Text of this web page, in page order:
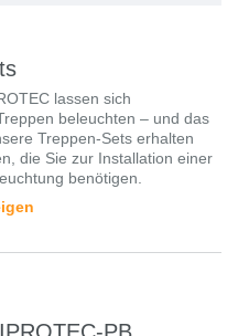
lassen sich
beleuchten – und das
Treppen-Sets erhalten
die Sie zur Installation einer
benötigen.